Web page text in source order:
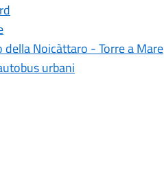
Noicàttaro - Torre a Mare
urbani